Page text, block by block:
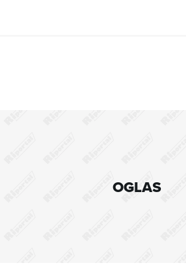
OGLAS